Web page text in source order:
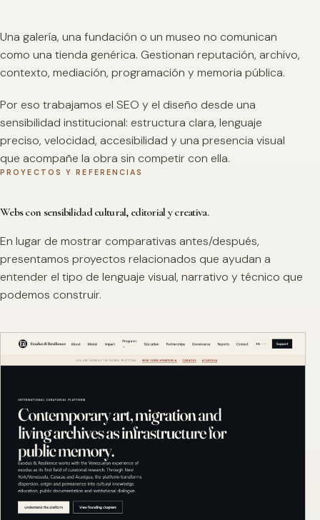
Una galería, una fundación o un museo no comunican
como una tienda genérica. Gestionan reputación, archivo,
contexto, mediación, programación y memoria pública.
Por eso trabajamos el SEO y el diseño desde una
sensibilidad institucional: estructura clara, lenguaje
preciso, velocidad, accesibilidad y una presencia visual
que acompañe la obra sin competir con ella.
PROYECTOS Y REFERENCIAS
Webs con sensibilidad cultural, editorial y creativa.
En lugar de mostrar comparativas antes/después,
presentamos proyectos relacionados que ayudan a
entender el tipo de lenguaje visual, narrativo y técnico que
podemos construir.